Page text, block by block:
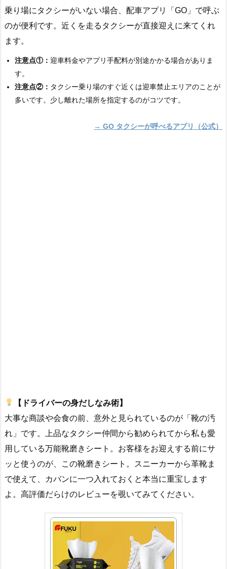
乗り場にタクシーがいない場合、配車アプリ「GO」で呼ぶ
のが便利です。近くを走るタクシーが直接迎えに来てくれ
ます。
注意点①： 迎車料金やアプリ手配料が別途かかる場合がありま
す。
注意点②： タクシー乗り場のすぐ近くは迎車禁止エリアのことが
多いです。少し離れた場所を指定するのがコツです。
→ GO タクシーが呼べるアプリ（公式）
【ドライバーの身だしなみ術】
大事な商談や会食の前、意外と見られているのが「靴の汚
れ」です。上品なタクシー仲間から勧められてから私も愛
用している万能靴磨きシート。お客様をお迎えする前にサ
ッと使うのが、この靴磨きシート。スニーカーから革靴ま
で使えて、カバンに一つ入れておくと本当に重宝します
よ。高評価だらけのレビューを覗いてみてください。